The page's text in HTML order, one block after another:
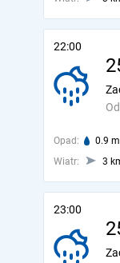
22:00
Opad: 0.9
Wiatr:
3
23:00